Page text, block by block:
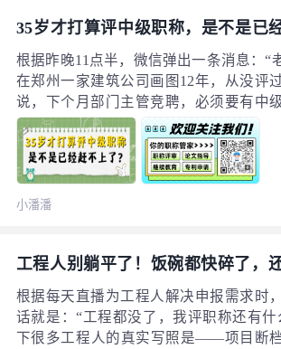
35岁才打算评中级职称，是不是已
根据昨晚11点半，微信弹出一条消息：“
在郑州一家建筑公司画图12年，从没评
说，下个月部门主管竞聘，必须要有中
始准备，还来得及吗？”发消息的人叫老
这个月已经被问了17次，15个人，都是
了！35岁的职场，没有职称就是裸奔先
真实数据：73%的国企/事业单位，管理
上职称；68%的建筑/互联网公司，技术
小潘潘
工程人别躺平了！饭碗都快碎了，
根据每天直播为工程人解决申报需求时
话就是：“工程都没了，我评职称还有什
下很多工程人的真实写照是——项目断